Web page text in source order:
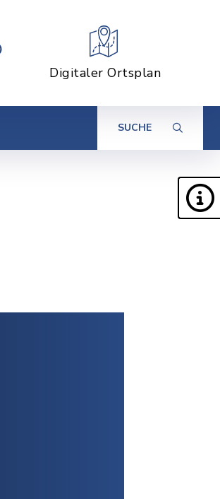
Digitaler Ortsplan
SUCHE